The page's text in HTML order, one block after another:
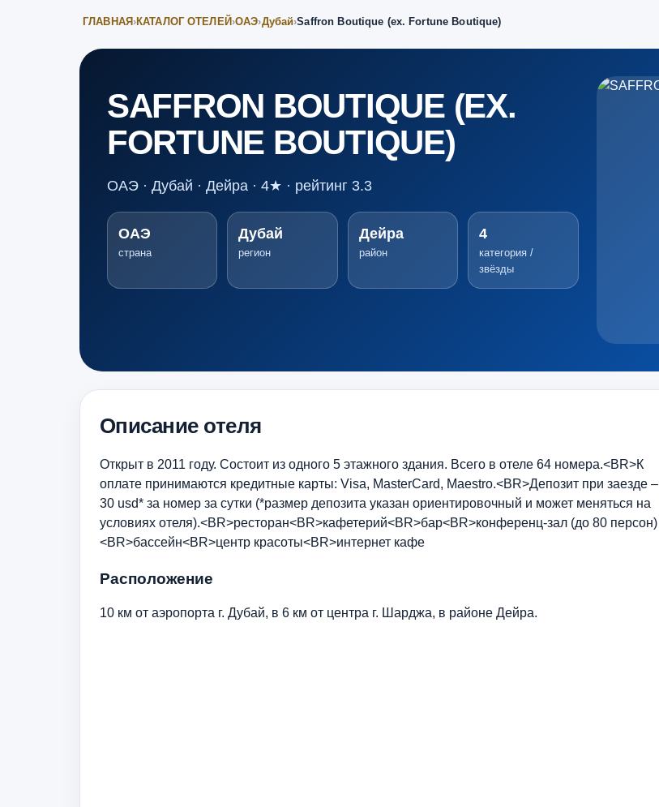
ГЛАВНАЯ ›КАТАЛОГ ОТЕЛЕЙ ›ОАЭ›Дубай›Saffron Boutique (ex. Fortune Boutique)
SAFFRON BOUTIQUE (EX.
FORTUNE BOUTIQUE)
ОАЭ · Дубай · Дейра · 4★ · рейтинг 3.3
ОАЭ
страна
Дубай
регион
Дейра
район
4
категория /
звёзды
Описание отеля
Открыт в 2011 году. Состоит из одного 5 этажного здания. Всего в отеле 64 номера.<BR>К
оплате принимаются кредитные карты: Visa, MasterCard, Maestro.<BR>Депозит при заезде –
30 usd* за номер за сутки (*размер депозита указан ориентировочный и может меняться на
условиях отеля).<BR>ресторан<BR>кафетерий<BR>бар<BR>конференц-зал (до 80 персон)
<BR>бассейн<BR>центр красоты<BR>интернет кафе
Расположение
10 км от аэропорта г. Дубай, в 6 км от центра г. Шарджа, в районе Дейра.